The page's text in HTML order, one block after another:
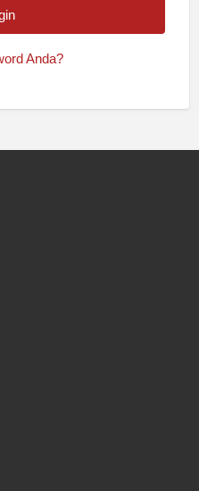
Anda?